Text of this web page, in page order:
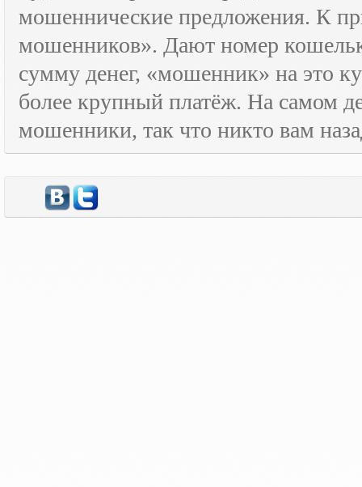
мошеннические предложения. К
мошенников». Дают номер
сумму денег, «мошенник» на это
более крупный платёж. На самом
мошенники, так что никто вам